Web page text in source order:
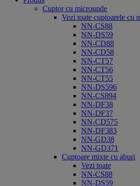
Cuptor cu microunde
Vezi toate cuptoarele cu
NN-CS88
NN-DS59
NN-CD88
NN-CD58
NN-CT57
NN-CT56
NN-CT55
NN-DS596
NN-CS894
NN-DF38
NN-DF37
NN-CD575
NN-DF383
NN-GD38
NN-GD371
Cuptoare mixte cu aburi
Vezi toate
NN-CS88
NN-DS59